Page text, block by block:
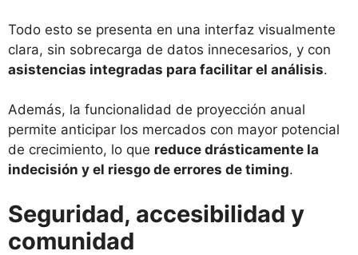
Todo esto se presenta en una interfaz visualmente
clara, sin sobrecarga de datos innecesarios, y con
asistencias integradas para facilitar el análisis.
Además, la funcionalidad de proyección anual
permite anticipar los mercados con mayor potencial
de crecimiento, lo que reduce drásticamente la
indecisión y el riesgo de errores de timing.
Seguridad, accesibilidad y
comunidad